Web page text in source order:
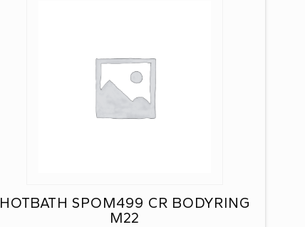
HOTBATH SPOM499 CR BODYRING
M22